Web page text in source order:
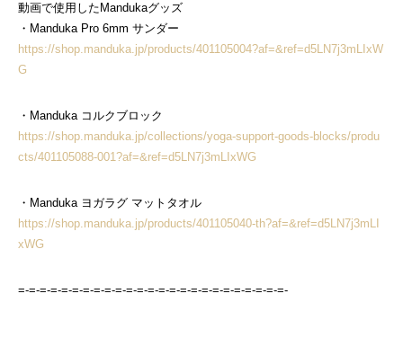
動画で使用したMandukaグッズ
・Manduka Pro 6mm サンダー
https://shop.manduka.jp/products/401105004?af=&ref=d5LN7j3mLIxW
G
・Manduka コルクブロック
https://shop.manduka.jp/collections/yoga-support-goods-blocks/produ
cts/401105088-001?af=&ref=d5LN7j3mLIxWG
・Manduka ヨガラグ マットタオル
https://shop.manduka.jp/products/401105040-th?af=&ref=d5LN7j3mLI
xWG
=-=-=-=-=-=-=-=-=-=-=-=-=-=-=-=-=-=-=-=-=-=-=-=-=-